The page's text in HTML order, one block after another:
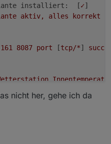
installiert:
  [
✓]
aktiv, alles korrekt
8087 port [tcp/*]
nicht her, gehe ich da